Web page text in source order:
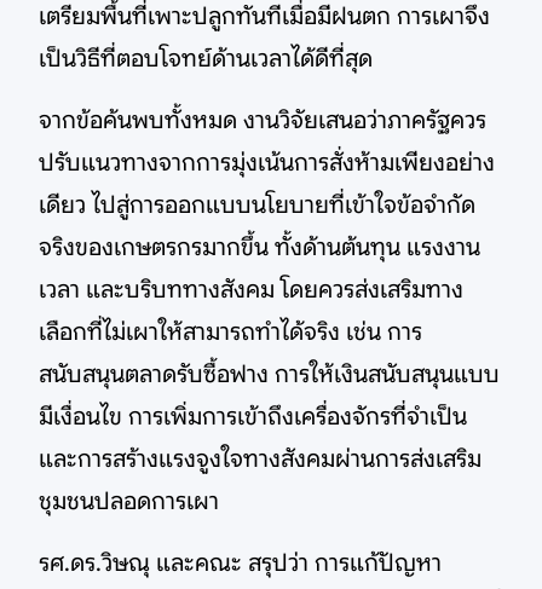
เตรียมพื้นที่เพาะปลูกทันทีเมื่อมีฝนตก การเผาจึง
เป็นวิธีที่ตอบโจทย์ด้านเวลาได้ดีที่สุด
จากข้อค้นพบทั้งหมด งานวิจัยเสนอว่าภาครัฐควร
ปรับแนวทางจากการมุ่งเน้นการสั่งห้ามเพียงอย่าง
เดียว ไปสู่การออกแบบนโยบายที่เข้าใจข้อจำกัด
จริงของเกษตรกรมากขึ้น ทั้งด้านต้นทุน แรงงาน
เวลา และบริบททางสังคม โดยควรส่งเสริมทาง
เลือกที่ไม่เผาให้สามารถทำได้จริง เช่น การ
สนับสนุนตลาดรับซื้อฟาง การให้เงินสนับสนุนแบบ
มีเงื่อนไข การเพิ่มการเข้าถึงเครื่องจักรที่จำเป็น
และการสร้างแรงจูงใจทางสังคมผ่านการส่งเสริม
ชุมชนปลอดการเผา
รศ.ดร.วิษณุ และคณะ สรุปว่า การแก้ปัญหา